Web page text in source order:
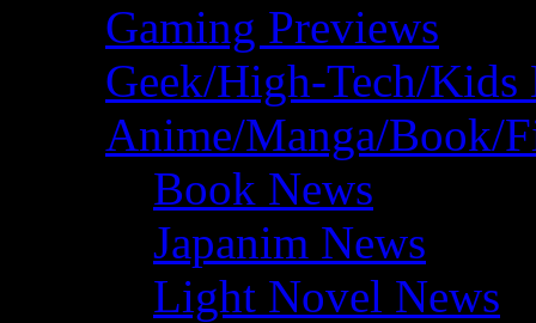
Gaming Previews
Geek/High-Tech/Kids
Anime/Manga/Book/
Book News
Japanim News
Light Novel News